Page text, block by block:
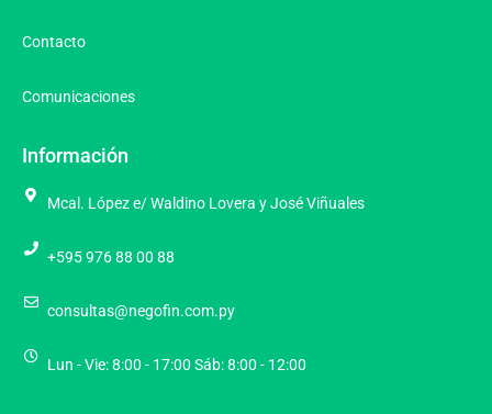
Contacto
Comunicaciones
Información
Mcal. López e/ Waldino Lovera y José Viñuales
+595 976 88 00 88
consultas@negofin.com.py
Lun - Vie: 8:00 - 17:00 Sáb: 8:00 - 12:00